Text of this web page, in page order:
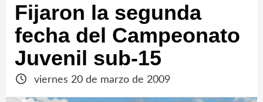
Fijaron la segunda
fecha del Campeonato
Juvenil sub-15
viernes 20 de marzo de 2009